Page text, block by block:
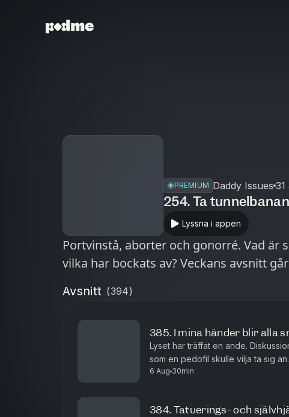
PREMIUM Daddy Issues
254. Ta
Lyssna i appen
Portvinstå, aborter och gonorré. Vad är
vilka har bockats av? Veckans avsnitt
Avsnitt (394)
385. I mina händer blir alla
Lyset har träffat en ande.
som en pedofil skulle vilja ta sig
Lyset tog en lugnande och en thai-
6 Aug 30min
384. Tatuerings- och